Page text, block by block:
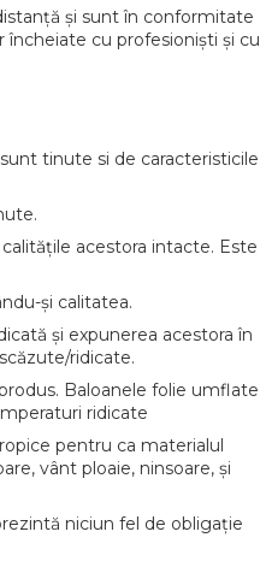
și sunt în conformitate
încheiate cu profesioniști și cu
tinute si de caracteristicile
acestora intacte. Este
și calitatea.
și expunerea acestora în
ridicate.
Baloanele folie umflate
ridicate
pentru ca materialul
vânt ploaie, ninsoare, și
niciun fel de obligație